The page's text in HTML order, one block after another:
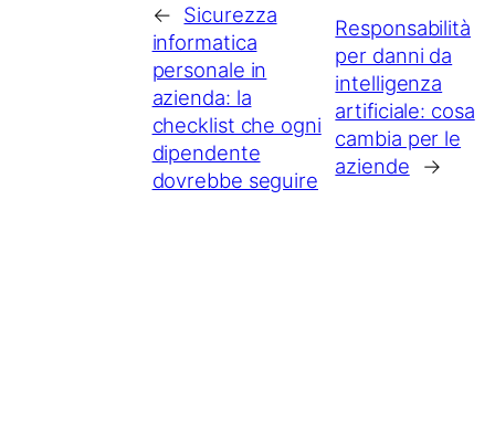
← Sicurezza
informatica
personale in
azienda: la
checklist che ogni
dipendente
dovrebbe seguire
Responsabilità
per danni da
intelligenza
artificiale: cosa
cambia per le
aziende
→